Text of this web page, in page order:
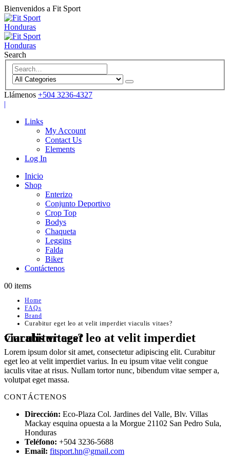
Bienvenidos a Fit Sport
Search
Llámenos +504 3236-4327
|
Links
My Account
Contact Us
Elements
Log In
Inicio
Shop
Enterizo
Conjunto Deportivo
Crop Top
Bodys
Chaqueta
Leggins
Falda
Biker
Contáctenos
00 items
Home
FAQs
Brand
Curabitur eget leo at velit imperdiet viaculis vitaes?
Curabitur eget leo at velit imperdiet viaculis vitaes?
Lorem ipsum dolor sit amet, consectetur adipiscing elit. Curabitur
eget leo at velit imperdiet varius. In eu ipsum vitae velit congue
iaculis vitae at risus. Nullam tortor nunc, bibendum vitae semper a,
volutpat eget massa.
CONTÁCTENOS
Dirección: Eco-Plaza Col. Jardines del Valle, Blv. Villas
Mackay esquina opuesta a la Morgue 21102 San Pedro Sula,
Honduras
Teléfono: +504 3236-5688
Email: fitsport.hn@gmail.com